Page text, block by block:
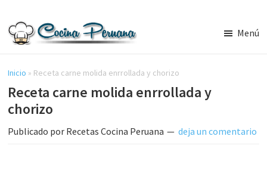
contenido
lateral
principal
Cocina
Peruana,
Recetas
de
Peruana
Menú
Inicio » Receta carne molida enrrollada y chorizo
Receta carne molida enrrollada y
chorizo
Publicado por Recetas Cocina Peruana deja un comentario